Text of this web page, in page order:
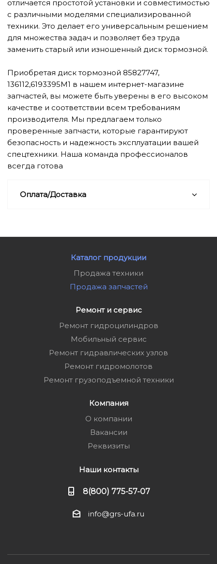
отличается простотой установки и совместимостью
с различными моделями специализированной
техники. Это делает его универсальным решением
для множества задач и позволяет без труда
заменить старый или изношенный диск тормозной.
Приобретая диск тормозной 85827747,
136112,6193395M1 в нашем интернет-магазине
запчастей, вы можете быть уверены в его высоком
качестве и соответствии всем требованиям
производителя. Мы предлагаем только
проверенные запчасти, которые гарантируют
безопасность и надежность эксплуатации вашей
спецтехники. Наша команда профессионалов
всегда готова
Оплата/Доставка
Каталог продукции
Продажа техники
Продажа запчастей
Ремонт и сервис
Ремонт гидроцилиндров
Мобильный сервис
Ремонт гидравлических узлов
Ремонт гидромолотов
Ремонт грузоподъемной техники
Компания
О компании
Вакансии
Реквизиты
Наши контакты
8(800) 775-57-07
info@grs-ufa.ru